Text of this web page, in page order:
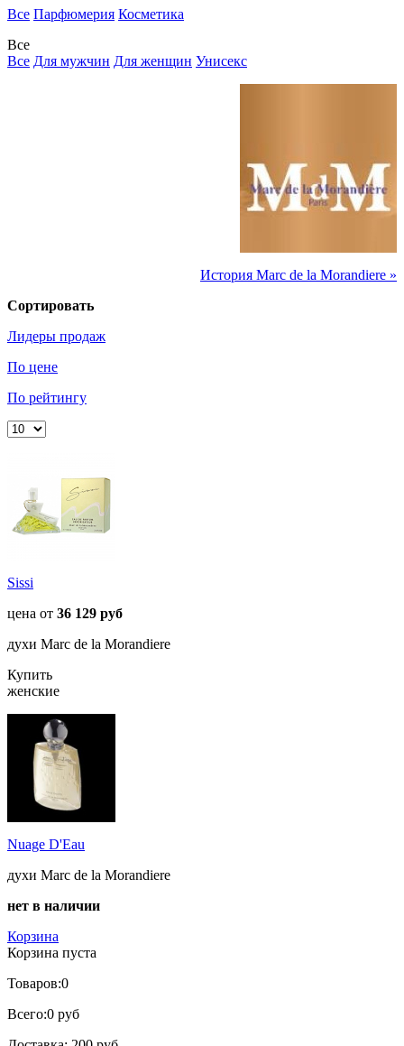
Все Парфюмерия Косметика
Все
Все Для мужчин Для женщин Унисекс
История Marc de la Morandiere »
Сортировать
Лидеры продаж
По цене
По рейтингу
Sissi
цена от 36 129 руб
духи Marc de la Morandiere
Купить
женские
Nuage D'Eau
духи Marc de la Morandiere
нет в наличии
Корзина
Корзина пуста
Товаров:0
Всего:0 руб